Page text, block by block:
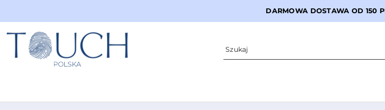
DARMOWA DOSTAWA OD 150